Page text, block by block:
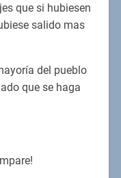
que si hubiesen
salido mas
del pueblo
que se haga